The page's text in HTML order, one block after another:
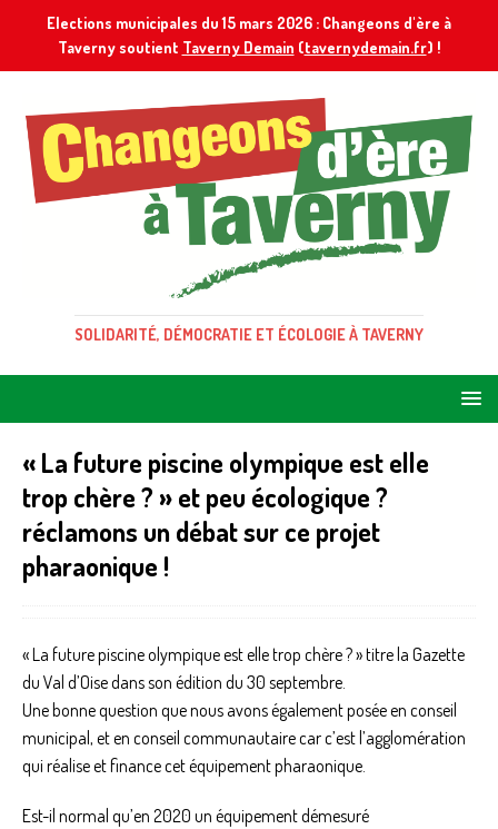
Elections municipales du 15 mars 2026 : Changeons d'ère à
Taverny soutient Taverny Demain (tavernydemain.fr) !
SOLIDARITÉ, DÉMOCRATIE ET ÉCOLOGIE À TAVERNY
« La future piscine olympique est elle
trop chère ? » et peu écologique ?
réclamons un débat sur ce projet
pharaonique !
« La future piscine olympique est elle trop chère ? » titre la Gazette
du Val d’Oise dans son édition du 30 septembre.
Une bonne question que nous avons également posée en conseil
municipal, et en conseil communautaire car c’est l’agglomération
qui réalise et finance cet équipement pharaonique.
Est-il normal qu’en 2020 un équipement démesuré